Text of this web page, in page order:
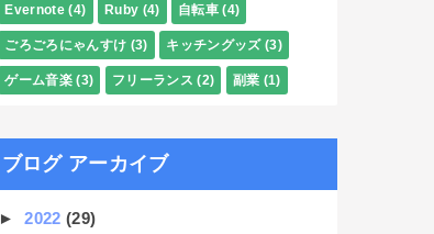
Evernote (4) Ruby (4) 自転車 (4)
ごろごろにゃんすけ (3) キッチングッズ (3)
ゲーム音楽 (3) フリーランス (2) 副業 (1)
ブログ アーカイブ
►2022(29)